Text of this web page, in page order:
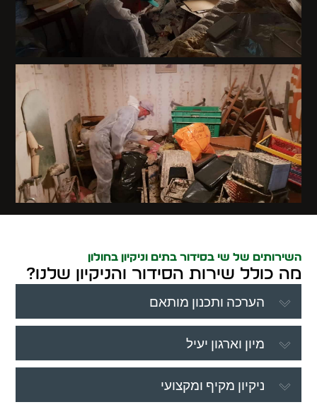
השירותים של שי בסידור בתים וניקיון בחולון
מה כולל שירות הסידור והניקיון שלנו?
הערכה ותכנון מותאם
מיון וארגון יעיל
ניקיון מקיף ומקצועי